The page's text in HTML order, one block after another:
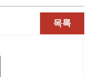
목록